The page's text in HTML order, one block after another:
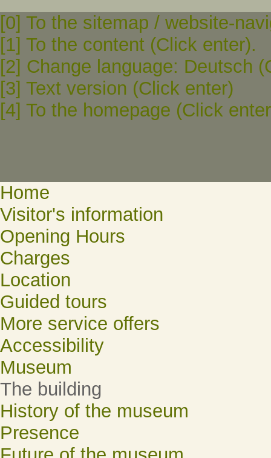
[0] To the sitemap / website-
[1] To the content (Click enter).
[2] Change language: Deutsch
[3] Text version (Click enter)
[4] To the homepage (Click
Home
Visitor's information
Opening Hours
Charges
Location
Guided tours
More service offers
Accessibility
Museum
The building
History of the museum
Presence